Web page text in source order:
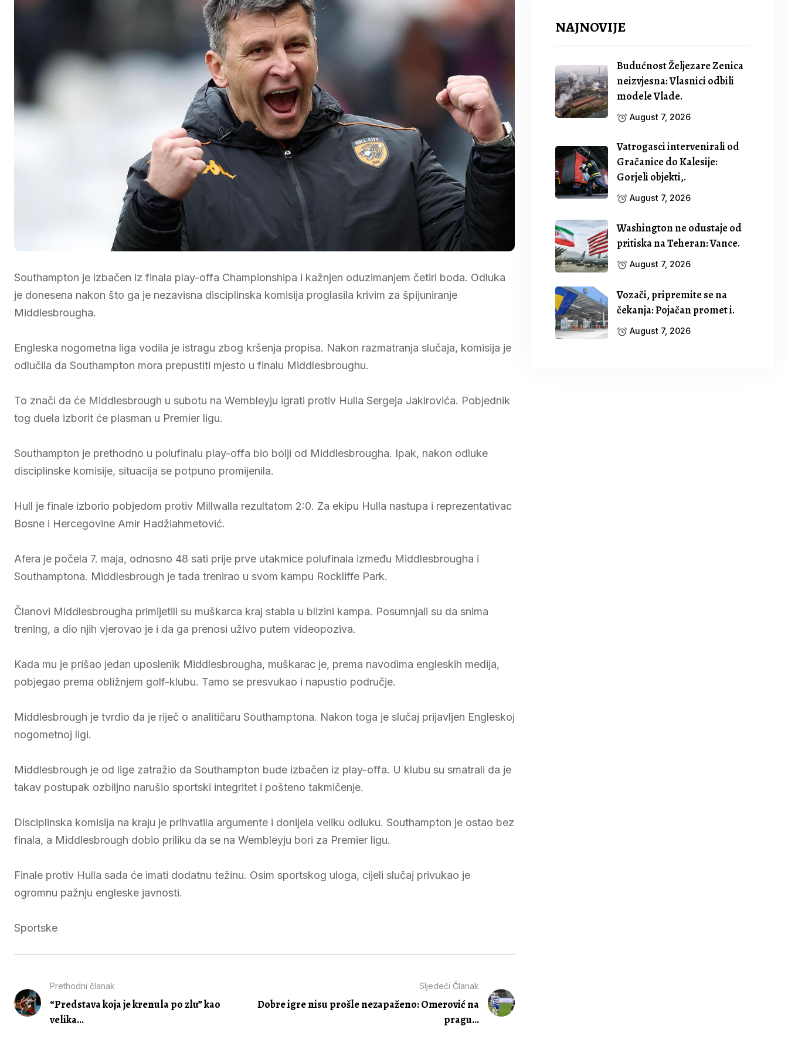
Southampton je izbačen iz finala play-offa Championshipa i kažnjen oduzimanjem četiri boda. Odluka
je donesena nakon što ga je nezavisna disciplinska komisija proglasila krivim za špijuniranje
Middlesbrougha.
Engleska nogometna liga vodila je istragu zbog kršenja propisa. Nakon razmatranja slučaja, komisija je
odlučila da Southampton mora prepustiti mjesto u finalu Middlesbroughu.
To znači da će Middlesbrough u subotu na Wembleyju igrati protiv Hulla Sergeja Jakirovića. Pobjednik
tog duela izborit će plasman u Premier ligu.
Southampton je prethodno u polufinalu play-offa bio bolji od Middlesbrougha. Ipak, nakon odluke
disciplinske komisije, situacija se potpuno promijenila.
Hull je finale izborio pobjedom protiv Millwalla rezultatom 2:0. Za ekipu Hulla nastupa i reprezentativac
Bosne i Hercegovine Amir Hadžiahmetović.
Afera je počela 7. maja, odnosno 48 sati prije prve utakmice polufinala između Middlesbrougha i
Southamptona. Middlesbrough je tada trenirao u svom kampu Rockliffe Park.
Članovi Middlesbrougha primijetili su muškarca kraj stabla u blizini kampa. Posumnjali su da snima
trening, a dio njih vjerovao je i da ga prenosi uživo putem videopoziva.
Kada mu je prišao jedan uposlenik Middlesbrougha, muškarac je, prema navodima engleskih medija,
pobjegao prema obližnjem golf-klubu. Tamo se presvukao i napustio područje.
Middlesbrough je tvrdio da je riječ o analitičaru Southamptona. Nakon toga je slučaj prijavljen Engleskoj
nogometnoj ligi.
Middlesbrough je od lige zatražio da Southampton bude izbačen iz play-offa. U klubu su smatrali da je
takav postupak ozbiljno narušio sportski integritet i pošteno takmičenje.
Disciplinska komisija na kraju je prihvatila argumente i donijela veliku odluku. Southampton je ostao bez
finala, a Middlesbrough dobio priliku da se na Wembleyju bori za Premier ligu.
Finale protiv Hulla sada će imati dodatnu težinu. Osim sportskog uloga, cijeli slučaj privukao je
ogromnu pažnju engleske javnosti.
Sportske
Prethodni članak
“Predstava koja je krenula po zlu” kao
velika...
Sljedeći Članak
Dobre igre nisu prošle nezapaženo: Omerović na
pragu...
NAJNOVIJE
Budućnost Željezare Zenica
neizvjesna: Vlasnici odbili
modele Vlade.
August 7, 2026
Vatrogasci intervenirali od
Gračanice do Kalesije:
Gorjeli objekti,.
August 7, 2026
Washington ne odustaje od
pritiska na Teheran: Vance.
August 7, 2026
Vozači, pripremite se na
čekanja: Pojačan promet i.
August 7, 2026